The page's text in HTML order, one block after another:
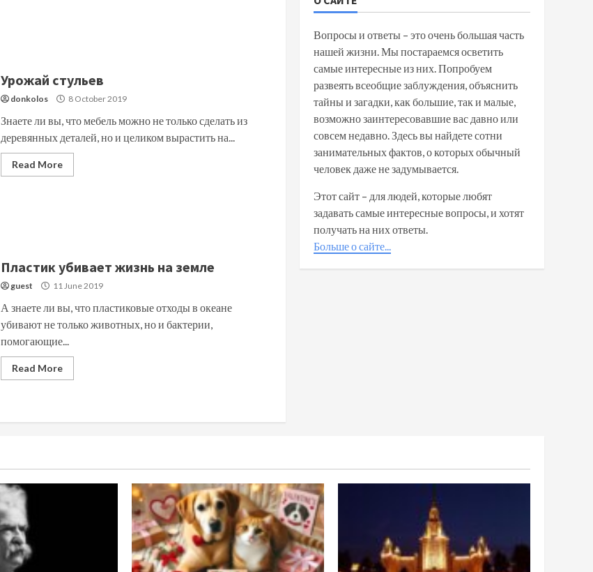
Урожай стульев
donkolos 8 October 2019
Знаете ли вы, что мебель можно не только сделать из
деревянных деталей, но и целиком вырастить на...
Read More
Пластик убивает жизнь на земле
guest 11 June 2019
А знаете ли вы, что пластиковые отходы в океане
убивают не только животных, но и бактерии,
помогающие...
Read More
Вопросы и ответы – это очень большая часть
нашей жизни. Мы постараемся осветить
самые интересные из них. Попробуем
развеять всеобщие заблуждения, объяснить
тайны и загадки, как большие, так и малые,
возможно заинтересовавшие вас давно или
совсем недавно. Здесь вы найдете сотни
занимательных фактов, о которых обычный
человек даже не задумывается.
Этот сайт – для людей, которые любят
задавать самые интересные вопросы, и хотят
получать на них ответы.
Больше о сайте...